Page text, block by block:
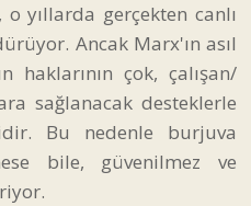
yıllarda gerçekten canlı
Ancak Marx'ın asıl
haklarının çok, çalışan/
sağlanacak desteklerle
Bu nedenle burjuva
bile, güvenilmez ve